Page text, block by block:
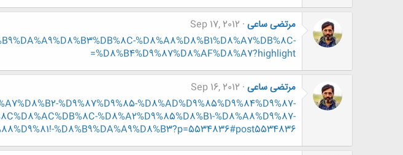
مرتضی ساعی Sep 17, 2012
%D8%A8%D8%B1%D8%A7%DB%8C-
%D8%B4%D9%87%D8%AF%D8%A7?highlight=
مرتضی ساعی Sep 16, 2012
%D9%87%D9%85-%D8%AD%D9%85%D9%84%D9%87-
%D8%A2%D9%85%D8%B1-%D8%A8%D9%87-
%D8%B9%DA%A9%D8%B3?p=5534836#post5534836